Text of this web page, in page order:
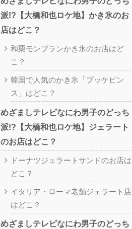
派!?【大橋和也ロケ地】かき氷のお
店はどこ？
和栗モンブランかき氷のお店はど
こ？
韓国で人気のかき氷「プッケピン
ス」はどこ？
めざましテレビなにわ男子のどっち
派!?【大橋和也ロケ地】ジェラート
のお店はどこ？
ドーナツジェラートサンドのお店は
どこ？
イタリア・ローマ老舗ジェラート店
はどこ？
めざましテレビなにわ男子のどっち